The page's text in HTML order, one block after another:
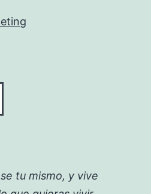
tu mismo, y vive